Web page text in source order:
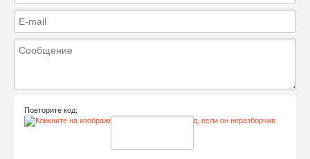
Повторите код: